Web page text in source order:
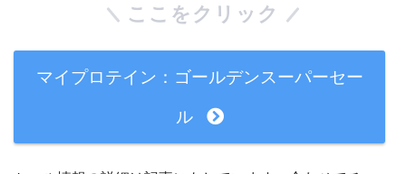
ここをクリック
マイプロテイン：ゴールデンスーパーセー
ル